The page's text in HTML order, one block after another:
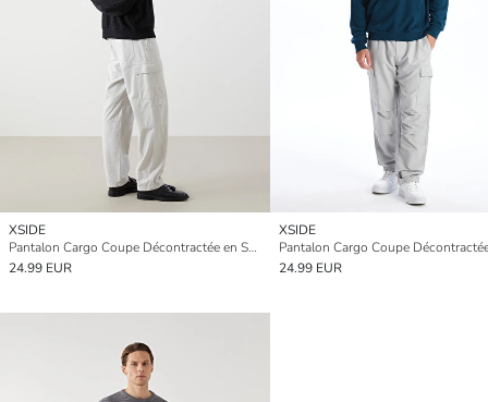
XSIDE
Pantalon Cargo Coupe Décontractée en Sergé pour Hommes
24.99 EUR
XSIDE
24.99 EUR